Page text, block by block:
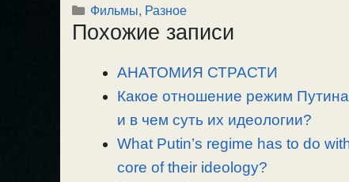
p
y
l
e
r
a
m
c
e
o
k
п
р
в
и
т
ь
Рубрики
Фильмы, Разное
Похожие записи
АНАТОМИЯ СТРАСТИ
Какое отношение режим
и в чем суть их идеологии?
What Putin’s regime has to do
core of their ideology?